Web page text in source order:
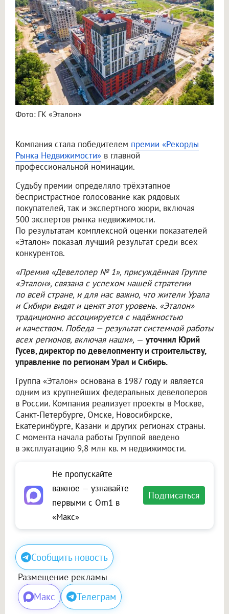
Фото: ГК «Эталон»
Компания стала победителем премии «Рекорды
Рынка Недвижимости» в главной
профессиональной номинации.
Судьбу премии определяло трёхэтапное
беспристрастное голосование как рядовых
покупателей, так и экспертного жюри, включая
500 экспертов рынка недвижимости.
По результатам комплексной оценки показателей
«Эталон» показал лучший результат среди всех
конкурентов.
«Премия «Девелопер № 1», присуждённая Группе
«Эталон», связана с успехом нашей стратегии
по всей стране, и для нас важно, что жители Урала
и Сибири видят и ценят этот уровень. «Эталон»
традиционно ассоциируется с надёжностью
и качеством. Победа — результат системной работы
всех регионов, включая наши», — уточнил Юрий
Гусев, директор по девелопменту и строительству,
управление по регионам Урал и Сибирь.
Группа «Эталон» основана в 1987 году и является
одним из крупнейших федеральных девелоперов
в России. Компания реализует проекты в Москве,
Санкт-Петербурге, Омске, Новосибирске,
Екатеринбурге, Казани и других регионах страны.
С момента начала работы Группой введено
в эксплуатацию 9,8 млн кв. м недвижимости.
Не пропускайте
важное — узнавайте
первыми с Om1 в
«Макс»
Подписаться
Сообщить новость
Размещение рекламы
Макс Телеграм